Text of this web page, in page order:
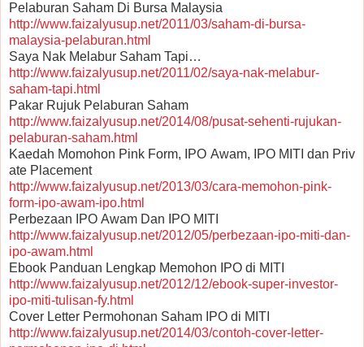
Pelaburan Saham Di Bursa Malaysia
http://www.faizalyusup.net/2011/03/saham-di-bursa-
malaysia-pelaburan.html
Saya Nak Melabur Saham Tapi…
http://www.faizalyusup.net/2011/02/saya-nak-melabur-
saham-tapi.html
Pakar Rujuk Pelaburan Saham
http://www.faizalyusup.net/2014/08/pusat-sehenti-rujukan-
pelaburan-saham.html
Kaedah Momohon Pink Form, IPO Awam, IPO MITI dan Priv
ate Placement
http://www.faizalyusup.net/2013/03/cara-memohon-pink-
form-ipo-awam-ipo.html
Perbezaan IPO Awam Dan IPO MITI
http://www.faizalyusup.net/2012/05/perbezaan-ipo-miti-dan-
ipo-awam.html
Ebook Panduan Lengkap Memohon IPO di MITI
http://www.faizalyusup.net/2012/12/ebook-super-investor-
ipo-miti-tulisan-fy.html
Cover Letter Permohonan Saham IPO di MITI
http://www.faizalyusup.net/2014/03/contoh-cover-letter-